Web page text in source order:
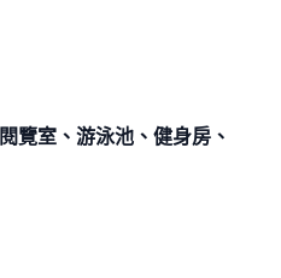
覽室、游泳池、健身房、